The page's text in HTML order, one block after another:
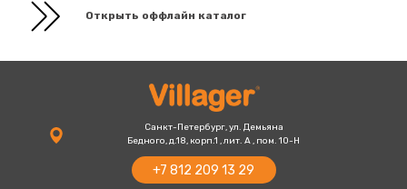
Открыть оффлайн каталог
+7 812 209 13 29
Санкт-Петербург, ул. Демьяна
Бедного, д.18, корп.1 , лит. А , пом. 10-Н
villager-
+7 800 777 13 20